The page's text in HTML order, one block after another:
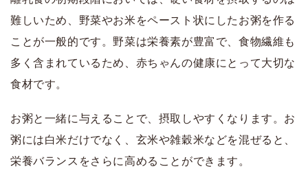
難しいため、野菜やお米をペースト状にしたお粥を作る
ことが一般的です。野菜は栄養素が豊富で、食物繊維も
多く含まれているため、赤ちゃんの健康にとって大切な
食材です。
お粥と一緒に与えることで、摂取しやすくなります。お
粥には白米だけでなく、玄米や雑穀米などを混ぜると、
栄養バランスをさらに高めることができます。